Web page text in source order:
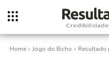
Home Jogo do Bicho Resultado